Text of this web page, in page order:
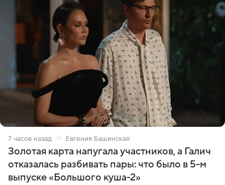
7 часов назад Евгения Башинская
Золотая карта напугала участников, а Галич
отказалась разбивать пары: что было в 5-м
выпуске «Большого куша-2»